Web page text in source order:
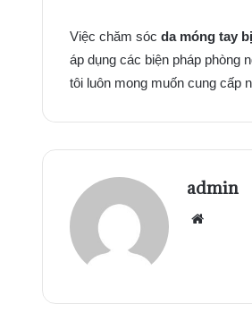
Việc chăm sóc da móng tay
áp dụng các biện pháp phòng
tôi luôn mong muốn cung cấp
admin
Website